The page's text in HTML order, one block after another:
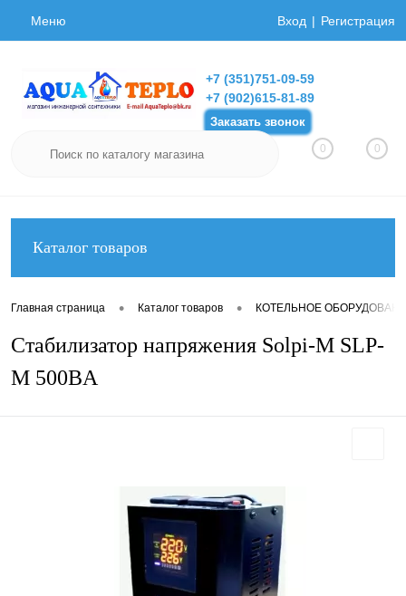
Меню Вход Регистрация
+7 (351)751-09-59
+7 (902)615-81-89
Заказать звонок
0 0
Каталог товаров
Главная страница • Каталог товаров • КОТЕЛЬНОЕ
Стабилизатор напряжения Solpi-M SLP-
М 500BA